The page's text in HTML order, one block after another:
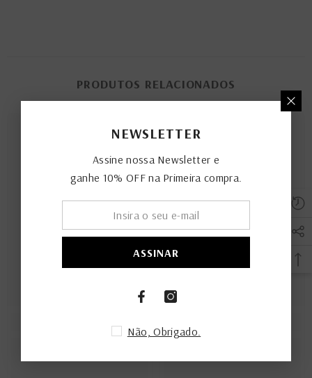
PRODUTOS RELACIONADOS
NEWSLETTER
Assine nossa Newsletter e
ganhe 10% OFF na Primeira compra.
ASSINAR
Não, Obrigado.